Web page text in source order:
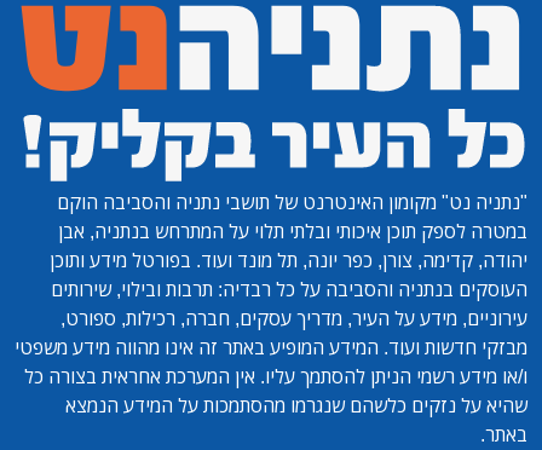
"נתניה נט" מקומון האינטרנט של תושבי נתניה והסביבה הוקם
במטרה לספק תוכן איכותי ובלתי תלוי על המתרחש בנתניה, אבן
יהודה, קדימה, צורן, כפר יונה, תל מונד ועוד. בפורטל מידע ותוכן
העוסקים בנתניה והסביבה על כל רבדיה: תרבות ובילוי, שירותים
עירוניים, מידע על העיר, מדריך עסקים, חברה, רכילות, ספורט,
מבזקי חדשות ועוד. המידע המופיע באתר זה אינו מהווה מידע משפטי
ו/או מידע רשמי הניתן להסתמך עליו. אין המערכת אחראית בצורה כל
שהיא על נזקים כלשהם שנגרמו מהסתמכות על המידע הנמצא
באתר.